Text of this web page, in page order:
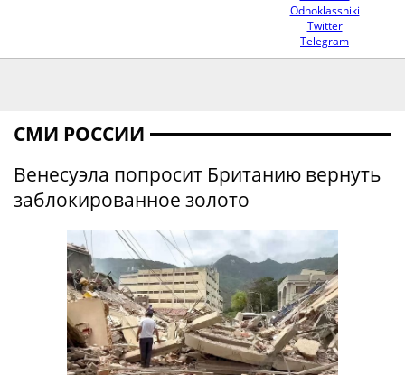
Odnoklassniki
Twitter
Telegram
СМИ РОССИИ
Венесуэла попросит Британию вернуть
заблокированное золото